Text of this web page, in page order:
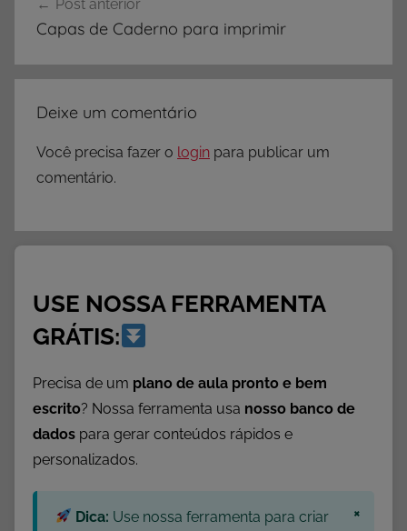
de
Post anterior
Capas de Caderno para imprimir
Deixe um comentário
Você precisa fazer o login para publicar um
comentário.
USE NOSSA FERRAMENTA
GRÁTIS:
Precisa de um plano de aula pronto e bem
escrito? Nossa ferramenta usa nosso banco de
dados para gerar conteúdos rápidos e
personalizados.
Dica: Use nossa ferramenta para criar
×